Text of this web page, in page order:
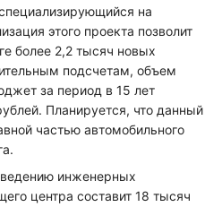
на
этого проекта позволит
более 2,2 тысяч новых
подсчетам, объем
за период в 15 лет
Планируется, что данный
частью автомобильного
инженерных
центра составит 18 тысяч